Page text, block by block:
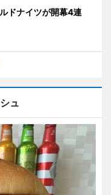
ドナイツが開幕4連
ュ